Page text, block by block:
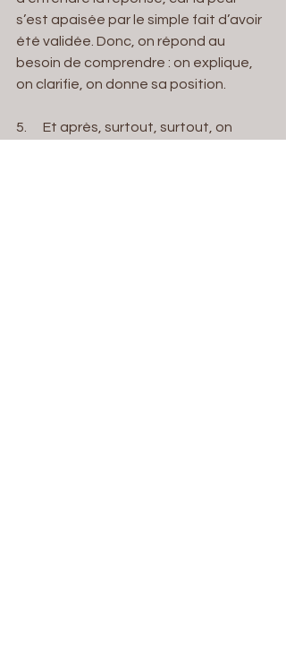
s’est apaisée par le simple fait d’avoir
été validée. Donc, on répond au
besoin de comprendre : on explique,
on clarifie, on donne sa position.
5.      Et après, surtout, surtout, on